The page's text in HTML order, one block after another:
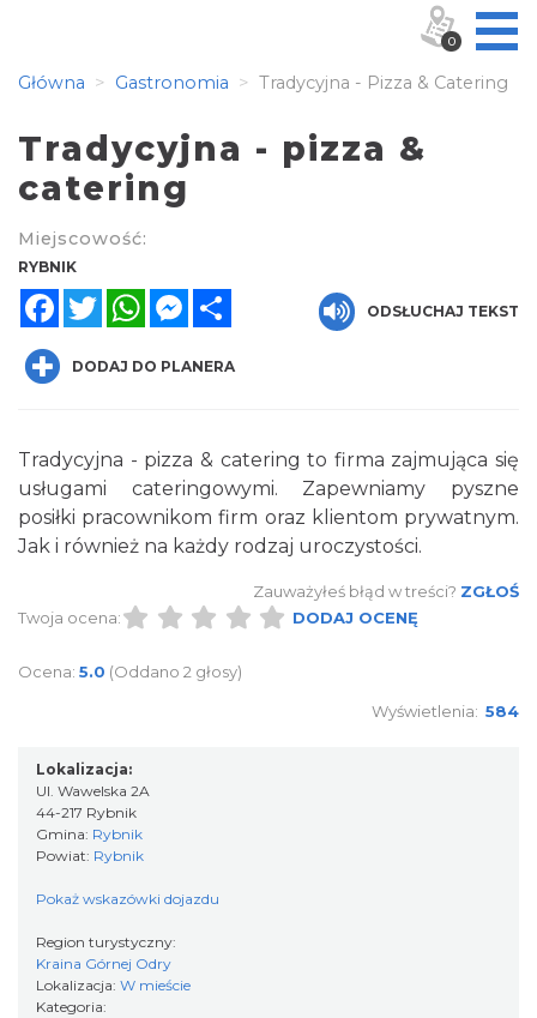
Główna Gastronomia Tradycyjna - Pizza & Catering
Tradycyjna - pizza &
catering
Miejscowość:
RYBNIK
FacebookTwitterWhatsAppMessenger
ODSŁUCHAJ TEKST
DODAJ DO PLANERA
Tradycyjna - pizza & catering to firma zajmująca się
usługami cateringowymi. Zapewniamy pyszne
posiłki pracownikom firm oraz klientom prywatnym.
Jak i również na każdy rodzaj uroczystości.
Zauważyłeś błąd w treści? ZGŁOŚ
Twoja ocena:
DODAJ OCENĘ
Ocena: 5.0 (Oddano 2 głosy)
Wyświetlenia: 584
Lokalizacja:
Ul. Wawelska 2A
44-217 Rybnik
Gmina: Rybnik
Powiat: Rybnik
Pokaż wskazówki dojazdu
Region turystyczny:
Kraina Górnej Odry
Lokalizacja: W mieście
Kategoria:
0